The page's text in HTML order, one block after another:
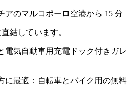
アのマルコポーロ空港から 15 分
結しています。
電気自動車用充電ドック付きガレ
に最適：自転車とバイク用の無料